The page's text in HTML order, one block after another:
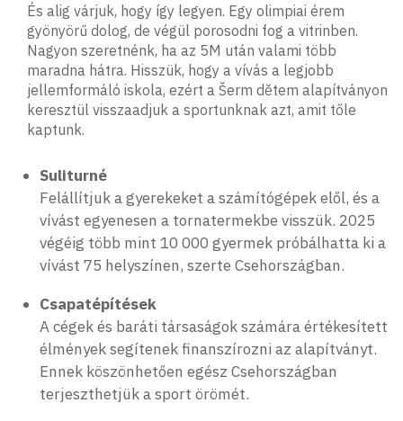
És alig várjuk, hogy így legyen. Egy olimpiai érem
gyönyörű dolog, de végül porosodni fog a vitrinben.
Nagyon szeretnénk, ha az 5M után valami több
maradna hátra. Hisszük, hogy a vívás a legjobb
jellemformáló iskola, ezért a Šerm dětem alapítványon
keresztül visszaadjuk a sportunknak azt, amit tőle
kaptunk.
Suliturné
Felállítjuk a gyerekeket a számítógépek elől, és a
vívást egyenesen a tornatermekbe visszük. 2025
végéig több mint 10 000 gyermek próbálhatta ki a
vívást 75 helyszínen, szerte Csehországban.
Csapatépítések
A cégek és baráti társaságok számára értékesített
élmények segítenek finanszírozni az alapítványt.
Ennek köszönhetően egész Csehországban
terjeszthetjük a sport örömét.